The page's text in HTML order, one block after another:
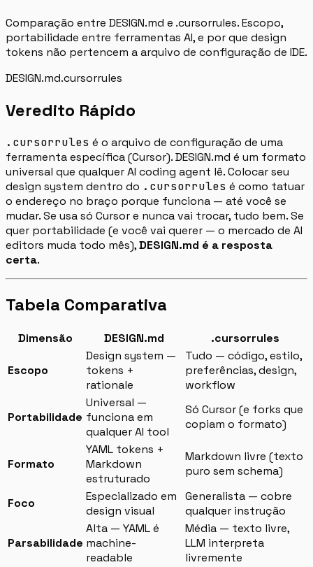
Comparação entre DESIGN.md e .cursorrules. Escopo,
portabilidade entre ferramentas AI, e por que design
tokens não pertencem a arquivo de configuração de IDE.
DESIGN.md.cursorrules
Veredito Rápido
.cursorrules é o arquivo de configuração de uma
ferramenta específica (Cursor). DESIGN.md é um formato
universal que qualquer AI coding agent lê. Colocar seu
design system dentro do .cursorrules é como tatuar
o endereço no braço porque funciona — até você se
mudar. Se usa só Cursor e nunca vai trocar, tudo bem. Se
quer portabilidade (e você vai querer — o mercado de AI
editors muda todo mês),DESIGN.md é a resposta
certa.
Tabela Comparativa
Dimensão DESIGN.md .cursorrules
Escopo
Design system —
tokens +
rationale
Tudo — código, estilo,
preferências, design,
workflow
Portabilidade
Universal —
funciona em
qualquer AI tool
Só Cursor (e forks que
copiam o formato)
Formato
YAML tokens +
Markdown
estruturado
Markdown livre (texto
puro sem schema)
Foco
Especializado em
design visual
Generalista — cobre
qualquer instrução
Parsabilidade
Alta — YAML é
machine-
readable
Média — texto livre,
LLM interpreta
livremente